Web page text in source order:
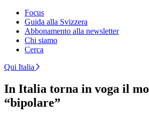
Focus
Guida alla Svizzera
Abbonamento alla newsletter
Chi siamo
Cerca
Qui Italia
In Italia torna in voga il
“bipolare”